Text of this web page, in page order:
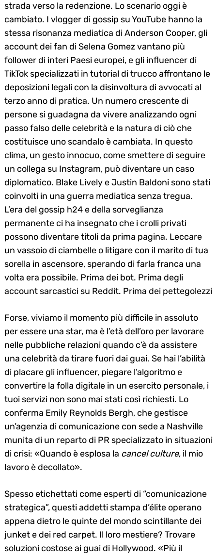
strada verso la redenzione. Lo scenario oggi è
cambiato. I vlogger di gossip su YouTube hanno la
stessa risonanza mediatica di Anderson Cooper, gli
account dei fan di Selena Gomez vantano più
follower di interi Paesi europei, e gli influencer di
TikTok specializzati in tutorial di trucco affrontano le
deposizioni legali con la disinvoltura di avvocati al
terzo anno di pratica. Un numero crescente di
persone si guadagna da vivere analizzando ogni
passo falso delle celebrità e la natura di ciò che
costituisce uno scandalo è cambiata. In questo
clima, un gesto innocuo, come smettere di seguire
un collega su Instagram, può diventare un caso
diplomatico. Blake Lively e Justin Baldoni sono stati
coinvolti in una guerra mediatica senza tregua.
L’era del gossip h24 e della sorveglianza
permanente ci ha insegnato che i crolli privati
possono diventare titoli da prima pagina. Leccare
un vassoio di ciambelle o litigare con il marito di tua
sorella in ascensore, sperando di farla franca una
volta era possibile. Prima dei bot. Prima degli
account sarcastici su Reddit. Prima dei pettegolezzi
Forse, viviamo il momento più difficile in assoluto
per essere una star, ma è l’età dell’oro per lavorare
nelle pubbliche relazioni quando c’è da assistere
una celebrità da tirare fuori dai guai. Se hai l’abilità
di placare gli influencer, piegare l’algoritmo e
convertire la folla digitale in un esercito personale, i
tuoi servizi non sono mai stati così richiesti. Lo
conferma Emily Reynolds Bergh, che gestisce
un’agenzia di comunicazione con sede a Nashville
munita di un reparto di PR specializzato in situazioni
di crisi: «Quando è esplosa la cancel culture, il mio
lavoro è decollato».
Spesso etichettati come esperti di “comunicazione
strategica”, questi addetti stampa d’élite operano
appena dietro le quinte del mondo scintillante dei
junket e dei red carpet. Il loro mestiere? Trovare
soluzioni costose ai guai di Hollywood. «Più il